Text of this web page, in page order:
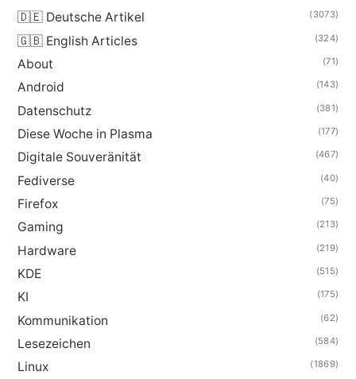
🇩🇪 Deutsche Artikel (3073)
🇬🇧 English Articles (324)
About (71)
Android (143)
Datenschutz (381)
Diese Woche in Plasma (177)
Digitale Souveränität (467)
Fediverse (40)
Firefox (75)
Gaming (213)
Hardware (219)
KDE (515)
KI (175)
Kommunikation (62)
Lesezeichen (584)
Linux (1869)